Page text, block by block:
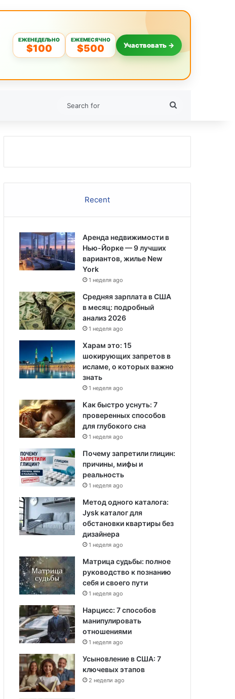
ЕЖЕНЕДЕЛЬНО
$100
ЕЖЕМЕСЯЧНО
$500 Участвовать →
Recent
Аренда недвижимости в
Нью-Йорке — 9 лучших
вариантов, жилье New
York
1 неделя ago
Средняя зарплата в США
в месяц: подробный
анализ 2026
1 неделя ago
Харам это: 15
шокирующих запретов в
исламе, о которых важно
знать
1 неделя ago
Как быстро уснуть: 7
проверенных способов
для глубокого сна
1 неделя ago
Почему запретили глицин:
причины, мифы и
реальность
1 неделя ago
Метод одного каталога:
Jysk каталог для
обстановки квартиры без
дизайнера
1 неделя ago
Матрица судьбы: полное
руководство к познанию
себя и своего пути
1 неделя ago
Нарцисс: 7 способов
манипулировать
отношениями
1 неделя ago
Усыновление в США: 7
ключевых этапов
2 недели ago